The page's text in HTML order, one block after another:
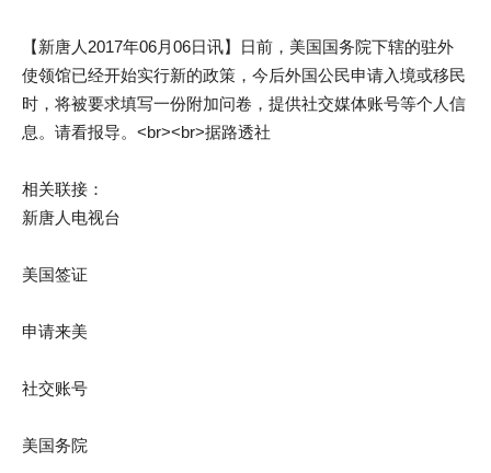
【新唐人2017年06月06日讯】日前，美国国务院下辖的驻外
使领馆已经开始实行新的政策，今后外国公民申请入境或移民
时，将被要求填写一份附加问卷，提供社交媒体账号等个人信
息。请看报导。<br><br>据路透社
相关联接：
新唐人电视台
美国签证
申请来美
社交账号
美国务院